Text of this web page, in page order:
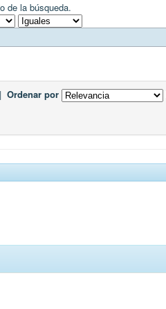
de la búsqueda.
| Ordenar por